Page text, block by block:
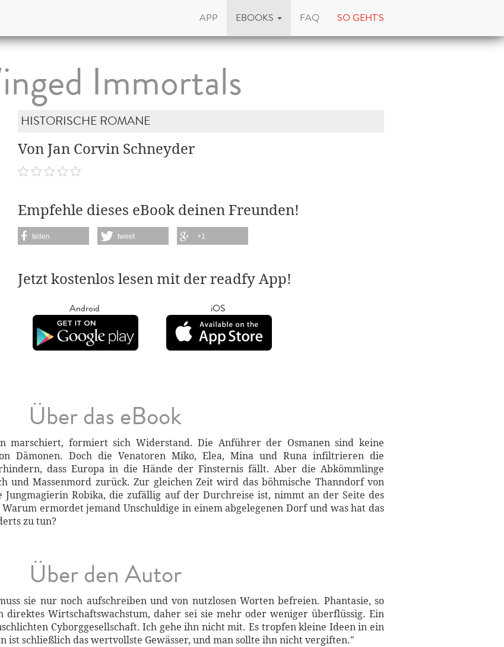
APP EBOOKS FAQ SO GEHT'S
Immortals
HISTORISCHE ROMANE
Von Jan Corvin Schneyder
Empfehle dieses eBook deinen Freunden!
teilen tweet +1
Jetzt kostenlos lesen mit der readfy App!
Android iOS
Über das eBook
marschiert, formiert sich Widerstand. Die Anführer der Osmanen sind keine
Dämonen. Doch die Venatoren Miko, Elea, Mina und Runa infiltrieren die
dass Europa in die Hände der Finsternis fällt. Aber die Abkömmlinge
und Massenmord zurück. Zur gleichen Zeit wird das böhmische Thanndorf von
Robika, die zufällig auf der Durchreise ist, nimmt an der Seite des
ermordet jemand Unschuldige in einem abgelegenen Dorf und was hat das
zu tun?
Über den Autor
sie nur noch aufschreiben und von nutzlosen Worten befreien. Phantasie, so
Wirtschaftswachstum, daher sei sie mehr oder weniger überflüssig. Ein
Cyborggesellschaft. Ich gehe ihn nicht mit. Es tropfen kleine Ideen in ein
ist schließlich das wertvollste Gewässer, und man sollte ihn nicht vergiften."